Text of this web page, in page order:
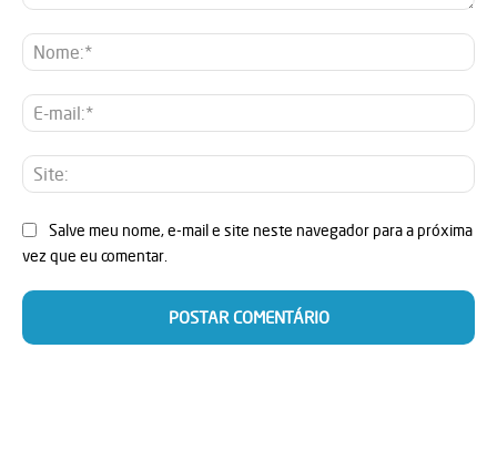
E-
Salve meu nome, e-mail e site neste navegador para a próxima
vez que eu comentar.